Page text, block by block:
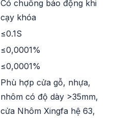
Có chuông báo động khi
cạy khóa
≤0.1S
≤0,0001%
≤0,0001%
Phù hợp cửa gỗ, nhựa,
nhôm có độ dày >35mm,
cửa Nhôm Xingfa hệ 63,